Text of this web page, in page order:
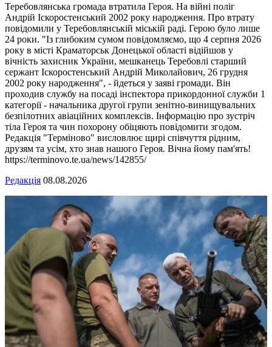
Теребовлянська громада втратила Героя. На війні поліг
Андрій Іскоростенський 2002 року народження. Про втрату
повідомили у Теребовлянській міській раді. Герою було лише
24 роки. "Із глибоким сумом повідомляємо, що 4 серпня 2026
року в місті Краматорськ Донецької області відійшов у
вічність захисник України, мешканець Теребовлі старший
сержант Іскоростенський Андрій Миколайович, 26 грудня
2002 року народження", - йдеться у заяві громади. Він
проходив службу на посаді інспектора прикордонної служби 1
категорії - начальника другої групи зенітно-винищувальних
безпілотних авіаційних комплексів. Інформацію про зустріч
тіла Героя та чин похорону обіцяють повідомити згодом.
Редакція "Терміново" висловлює щирі співчуття рідним,
друзям та усім, хто знав нашого Героя. Вічна йому пам'ять!
https://terminovo.te.ua/news/142855/
Редакція 08.08.2026